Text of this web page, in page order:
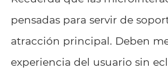
pensadas para servir de
atracción principal. Deben
experiencia del usuario sin